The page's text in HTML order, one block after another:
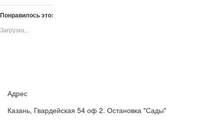
Понравилось это:
Загрузка...
Адрес
Казань, Гвардейская 54 оф 2. Остановка "Сады"